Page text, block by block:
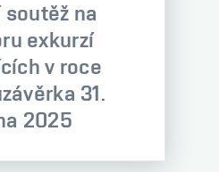
na
exkurzí
v roce
31.
2025